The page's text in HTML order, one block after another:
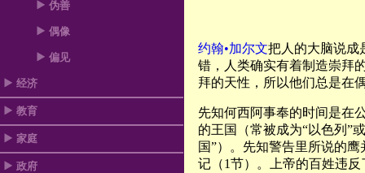
伪善
偶像
偏见
经济
教育
家庭
政府
约翰•加尔文把人的大脑说成
错，人类确实有着制造崇拜
拜的天性，所以他们总是在
先知何西阿事奉的时间是在
的王国（常被成为“以色列”
国”）。先知警告里所说的
记（1节）。上帝的百姓违